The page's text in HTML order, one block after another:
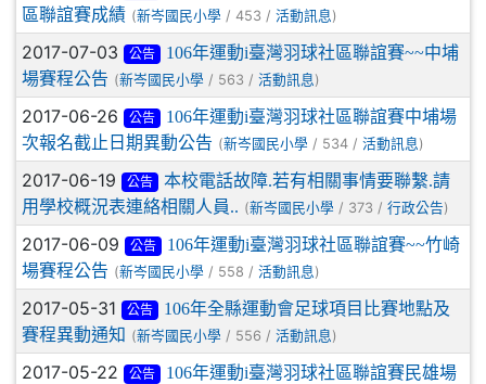
區聯誼賽成績 (新岑國民小學 / 453 / 活動訊息 )
2017-07-03 公告
106年運動i臺灣羽球社區聯誼賽~~中埔
場賽程公告 (新岑國民小學 / 563 / 活動訊息 )
2017-06-26 公告
106年運動i臺灣羽球社區聯誼賽中埔場
次報名截止日期異動公告 (新岑國民小學 / 534 / 活動訊息 )
2017-06-19 公告
本校電話故障.若有相關事情要聯繫.請
用學校概況表連絡相關人員..
(新岑國民小學 / 373 / 行政公告)
2017-06-09 公告
106年運動i臺灣羽球社區聯誼賽~~竹崎
場賽程公告 (新岑國民小學 / 558 / 活動訊息 )
2017-05-31 公告
106年全縣運動會足球項目比賽地點及
賽程異動通知 (新岑國民小學 / 556 / 活動訊息 )
2017-05-22 公告
106年運動i臺灣羽球社區聯誼賽民雄場